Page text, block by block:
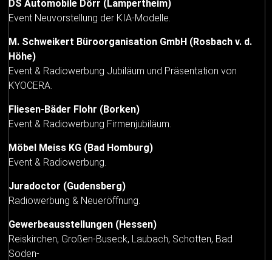
DS Automobile Dörr (Lampertheim)
Event Neuvorstellung der KIA-Modelle.
M. Schweikert Büroorganisation GmbH (Rosbach v. d.
Höhe)
Event & Radiowerbung Jubiläum und Präsentation von
KYOCERA.
Fliesen-Bäder Flohr (Borken)
Event & Radiowerbung Firmenjubiläum.
Möbel Meiss KG (Bad Homburg)
Event & Radiowerbung.
Juradoctor (Gudensberg)
Radiowerbung & Neueröffnung.
Gewerbeausstellungen (Hessen)
Reiskirchen, Großen-Buseck, Laubach, Schotten, Bad
Soden-